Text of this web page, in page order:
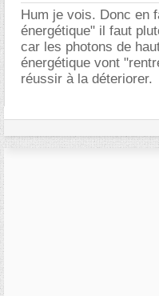
Hum je vois. Donc en
énergétique" il faut
car les photons de
énergétique vont
réussir à la déteriorer.